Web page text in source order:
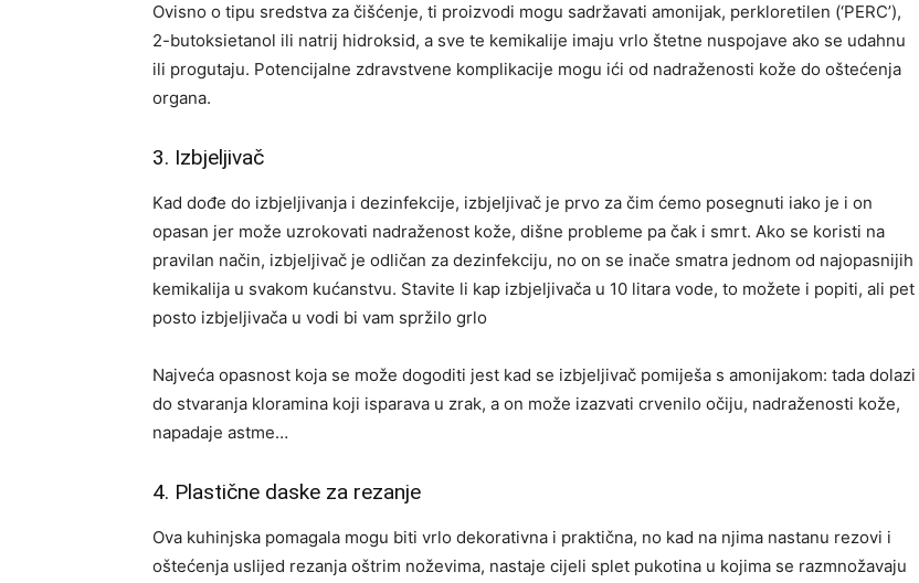
Ovisno o tipu sredstva za čišćenje, ti proizvodi mogu sadržavati amonijak, perkloretilen (‘PERC’),
2-butoksietanol ili natrij hidroksid, a sve te kemikalije imaju vrlo štetne nuspojave ako se udahnu
ili progutaju. Potencijalne zdravstvene komplikacije mogu ići od nadraženosti kože do oštećenja
organa.
3. Izbjeljivač
Kad dođe do izbjeljivanja i dezinfekcije, izbjeljivač je prvo za čim ćemo posegnuti iako je i on
opasan jer može uzrokovati nadraženost kože, dišne probleme pa čak i smrt. Ako se koristi na
pravilan način, izbjeljivač je odličan za dezinfekciju, no on se inače smatra jednom od najopasnijih
kemikalija u svakom kućanstvu. Stavite li kap izbjeljivača u 10 litara vode, to možete i popiti, ali pet
posto izbjeljivača u vodi bi vam spržilo grlo
Najveća opasnost koja se može dogoditi jest kad se izbjeljivač pomiješa s amonijakom: tada dolazi
do stvaranja kloramina koji isparava u zrak, a on može izazvati crvenilo očiju, nadraženosti kože,
napadaje astme…
4. Plastične daske za rezanje
Ova kuhinjska pomagala mogu biti vrlo dekorativna i praktična, no kad na njima nastanu rezovi i
oštećenja uslijed rezanja oštrim noževima, nastaje cijeli splet pukotina u kojima se razmnožavaju